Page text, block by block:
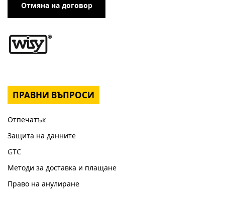
Отмяна на договор
ПРАВНИ ВЪПРОСИ
Отпечатък
Защита на данните
GTC
Методи за доставка и плащане
Право на анулиране